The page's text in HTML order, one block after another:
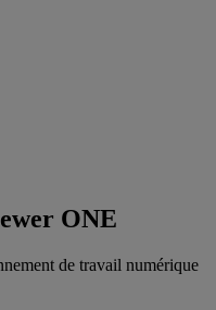
ONE
de travail numérique